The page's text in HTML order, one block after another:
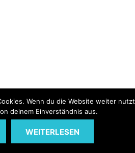
Wenn du die Website weiter
deinem Einverständnis aus.
WEITERLESEN